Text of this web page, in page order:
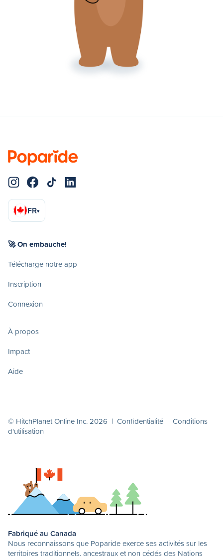
FR▾
🚀 On embauche!
Télécharge notre app
Inscription
Connexion
À propos
Impact
Aide
© HitchPlanet Online Inc. 2026 | Confidentialité | Conditions
d'utilisation
Fabriqué au Canada
Nous reconnaissons que Poparide exerce ses activités sur les
territoires traditionnels, ancestraux et non cédés des Nations